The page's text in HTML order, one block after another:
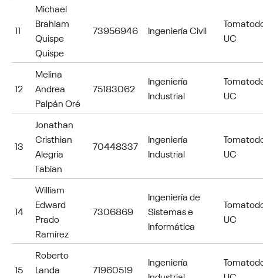
11
Michael
Brahiam
Quispe
Quispe
73956946 Ingeniería Civil
UC
12
Melina
Andrea
Palpán Oré
75183062
Ingeniería
Industrial
UC
13
Jonathan
Cristhian
Alegría
Fabian
70448337
Ingeniería
Industrial
UC
14
William
Edward
Prado
Ramírez
7306869
Ingeniería de
Sistemas e
Informática
UC
15
Roberto
Landa
71960519
Ingeniería